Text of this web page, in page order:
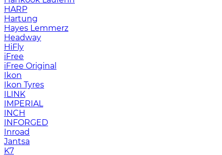
HARP
Hartung
Hayes Lemmerz
Headway
HiFly
iFree
iFree Original
Ikon
Ikon Tyres
ILINK
IMPERIAL
INCH
INFORGED
Inroad
Jantsa
K7